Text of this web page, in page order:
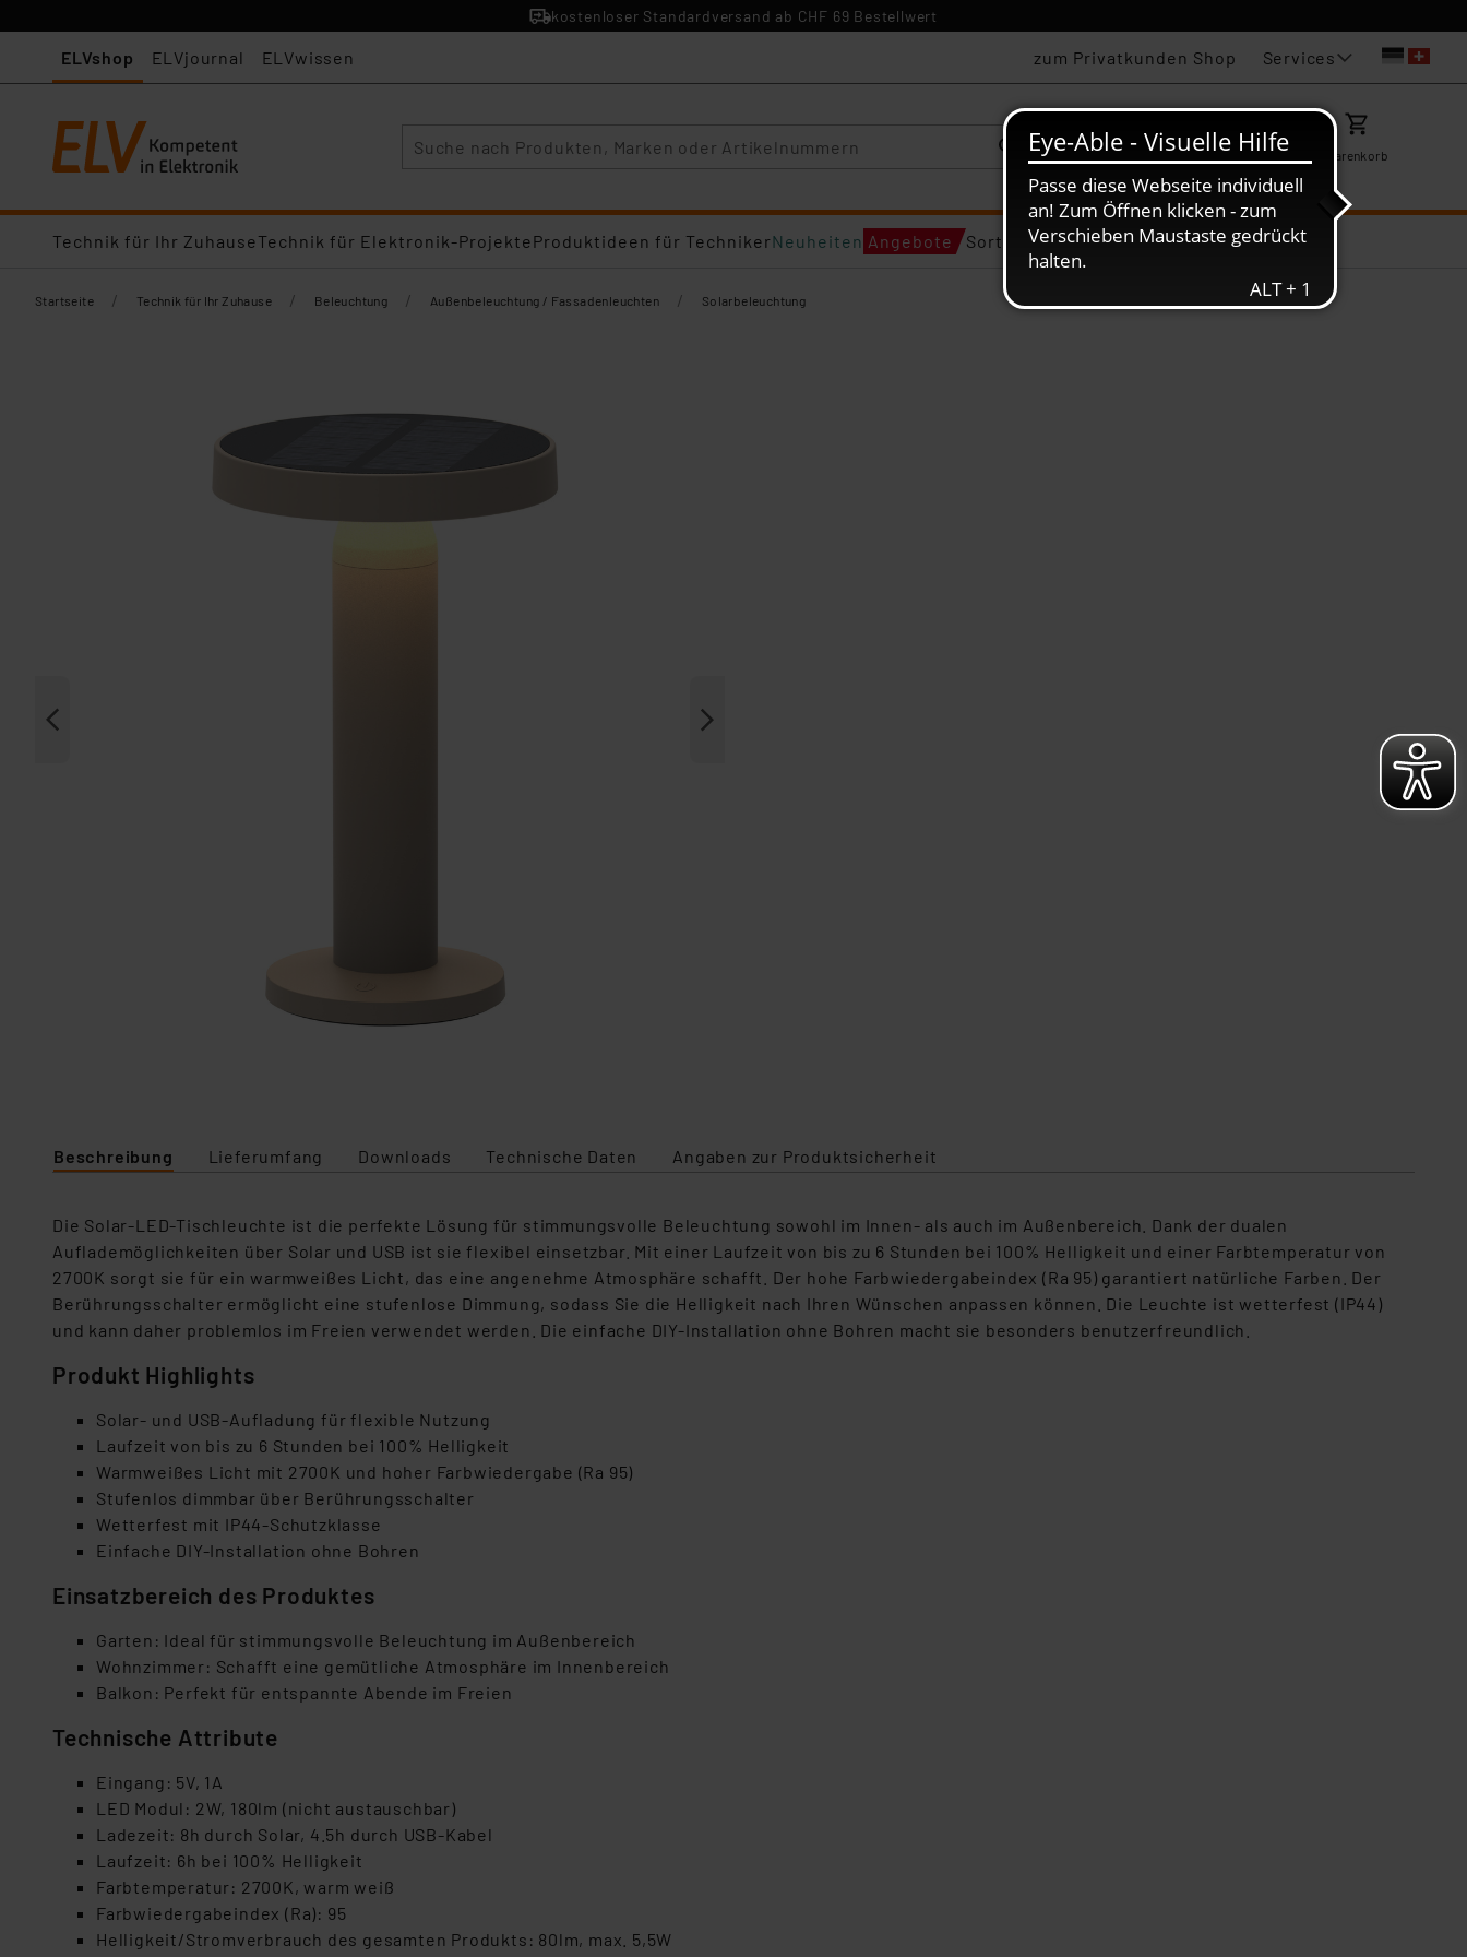
kostenloser Standardversand ab CHF 69 Bestellwert
ELVshop ELVjournal ELVwissen zum Privatkunden Shop Services
KarriereMein ELV Merkzettel Warenkorb
Technik für Ihr ZuhauseTechnik für Elektronik-ProjekteProduktideen für TechnikerNeuheiten Angebote Sortiments-Deals
Startseite / Technik für Ihr Zuhause / Beleuchtung / Außenbeleuchtung / Fassadenleuchten / Solarbeleuchtung
Beschreibung Lieferumfang Downloads Technische Daten Angaben zur Produktsicherheit
Die Solar-LED-Tischleuchte ist die perfekte Lösung für stimmungsvolle Beleuchtung sowohl im Innen- als auch im Außenbereich. Dank der dualen
Auflademöglichkeiten über Solar und USB ist sie flexibel einsetzbar. Mit einer Laufzeit von bis zu 6 Stunden bei 100% Helligkeit und einer Farbtemperatur von
2700K sorgt sie für ein warmweißes Licht, das eine angenehme Atmosphäre schafft. Der hohe Farbwiedergabeindex (Ra 95) garantiert natürliche Farben. Der
Berührungsschalter ermöglicht eine stufenlose Dimmung, sodass Sie die Helligkeit nach Ihren Wünschen anpassen können. Die Leuchte ist wetterfest (IP44)
und kann daher problemlos im Freien verwendet werden. Die einfache DIY-Installation ohne Bohren macht sie besonders benutzerfreundlich.
Produkt Highlights
Solar- und USB-Aufladung für flexible Nutzung
Laufzeit von bis zu 6 Stunden bei 100% Helligkeit
Warmweißes Licht mit 2700K und hoher Farbwiedergabe (Ra 95)
Stufenlos dimmbar über Berührungsschalter
Wetterfest mit IP44-Schutzklasse
Einfache DIY-Installation ohne Bohren
Einsatzbereich des Produktes
Garten: Ideal für stimmungsvolle Beleuchtung im Außenbereich
Wohnzimmer: Schafft eine gemütliche Atmosphäre im Innenbereich
Balkon: Perfekt für entspannte Abende im Freien
Technische Attribute
Eingang: 5V, 1A
LED Modul: 2W, 180lm (nicht austauschbar)
Ladezeit: 8h durch Solar, 4.5h durch USB-Kabel
Laufzeit: 6h bei 100% Helligkeit
Farbtemperatur: 2700K, warm weiß
Farbwiedergabeindex (Ra): 95
Helligkeit/Stromverbrauch des gesamten Produkts: 80lm, max. 5,5W